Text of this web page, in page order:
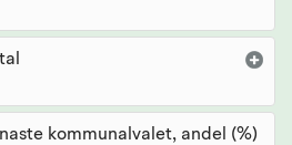
kommunalvalet, andel (%)